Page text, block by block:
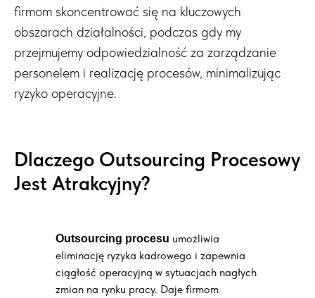
firmom skoncentrować się na kluczowych
obszarach działalności, podczas gdy my
przejmujemy odpowiedzialność za zarządzanie
personelem i realizację procesów, minimalizując
ryzyko operacyjne.
Dlaczego Outsourcing Procesowy
Jest Atrakcyjny?
Outsourcing procesu umożliwia
eliminację ryzyka kadrowego i zapewnia
ciągłość operacyjną w sytuacjach nagłych
zmian na rynku pracy. Daje firmom